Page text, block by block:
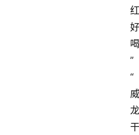
红
好
喝
”
“
威
龙
干